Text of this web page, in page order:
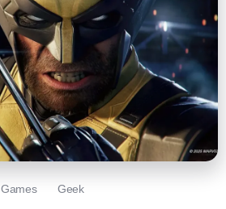
Games Geek